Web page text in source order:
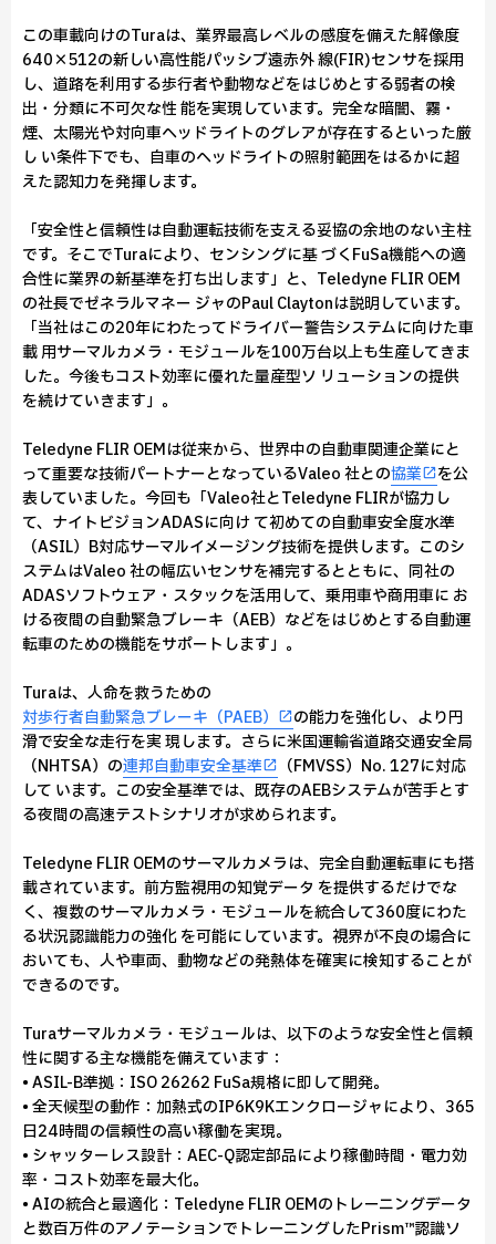
この車載向けのTuraは、業界最高レベルの感度を備えた解像度
640×512の新しい高性能パッシブ遠赤外 線(FIR)センサを採用
し、道路を利用する歩行者や動物などをはじめとする弱者の検
出・分類に不可欠な性 能を実現しています。完全な暗闇、霧・
煙、太陽光や対向車ヘッドライトのグレアが存在するといった厳
し い条件下でも、自車のヘッドライトの照射範囲をはるかに超
えた認知力を発揮します。
「安全性と信頼性は自動運転技術を支える妥協の余地のない主柱
です。そこでTuraにより、センシングに基 づくFuSa機能への適
合性に業界の新基準を打ち出します」と、Teledyne FLIR OEM
の社長でゼネラルマネー ジャのPaul Claytonは説明しています。
「当社はこの20年にわたってドライバー警告システムに向けた車
載 用サーマルカメラ・モジュールを100万台以上も生産してきま
した。今後もコスト効率に優れた量産型ソ リューションの提供
を続けていきます」。
Teledyne FLIR OEMは従来から、世界中の自動車関連企業にと
って重要な技術パートナーとなっているValeo 社との協業
を公
表していました。今回も「Valeo社とTeledyne FLIRが協力し
て、ナイトビジョンADASに向け て初めての自動車安全度水準
（ASIL）B対応サーマルイメージング技術を提供します。このシ
ステムはValeo 社の幅広いセンサを補完するとともに、同社の
ADASソフトウェア・スタックを活用して、乗用車や商用車に お
ける夜間の自動緊急ブレーキ（AEB）などをはじめとする自動運
転車のための機能をサポートします」。
Turaは、人命を救うための
対歩行者自動緊急ブレーキ（PAEB）
の能力を強化し、より円
滑で安全な走行を実 現します。さらに米国運輸省道路交通安全局
（NHTSA）の連邦自動車安全基準
（FMVSS）No. 127に対応
して います。この安全基準では、既存のAEBシステムが苦手とす
る夜間の高速テストシナリオが求められます。
Teledyne FLIR OEMのサーマルカメラは、完全自動運転車にも搭
載されています。前方監視用の知覚データ を提供するだけでな
く、複数のサーマルカメラ・モジュールを統合して360度にわた
る状況認識能力の強化 を可能にしています。視界が不良の場合に
おいても、人や車両、動物などの発熱体を確実に検知することが
できるのです。
Turaサーマルカメラ・モジュールは、以下のような安全性と信頼
性に関する主な機能を備えています：
• ASIL-B準拠：ISO 26262 FuSa規格に即して開発。
• 全天候型の動作：加熱式のIP6K9Kエンクロージャにより、365
日24時間の信頼性の高い稼働を実現。
• シャッターレス設計：AEC-Q認定部品により稼働時間・電力効
率・コスト効率を最大化。
• AIの統合と最適化：Teledyne FLIR OEMのトレーニングデータ
と数百万件のアノテーションでトレーニングしたPrism™認識ソ